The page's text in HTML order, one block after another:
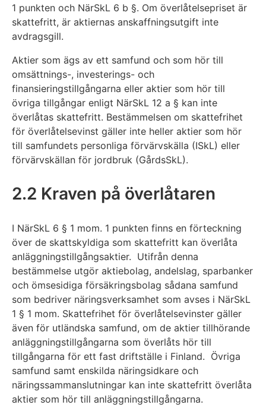
1 punkten och NärSkL 6 b §. Om överlåtelsepriset är
skattefritt, är aktiernas anskaffningsutgift inte
avdragsgill.
Aktier som ägs av ett samfund och som hör till
omsättnings-, investerings- och
finansieringstillgångarna eller aktier som hör till
övriga tillgångar enligt NärSkL 12 a § kan inte
överlåtas skattefritt. Bestämmelsen om skattefrihet
för överlåtelsevinst gäller inte heller aktier som hör
till samfundets personliga förvärvskälla (ISkL) eller
förvärvskällan för jordbruk (GårdsSkL).
2.2 Kraven på överlåtaren
I NärSkL 6 § 1 mom. 1 punkten finns en förteckning
över de skattskyldiga som skattefritt kan överlåta
anläggningstillgångsaktier. Utifrån denna
bestämmelse utgör aktiebolag, andelslag, sparbanker
och ömsesidiga försäkringsbolag sådana samfund
som bedriver näringsverksamhet som avses i NärSkL
1 § 1 mom. Skattefrihet för överlåtelsevinster gäller
även för utländska samfund, om de aktier tillhörande
anläggningstillgångarna som överlåts hör till
tillgångarna för ett fast driftställe i Finland. Övriga
samfund samt enskilda näringsidkare och
näringssammanslutningar kan inte skattefritt överlåta
aktier som hör till anläggningstillgångarna.